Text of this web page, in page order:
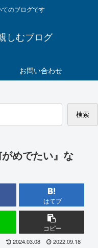
てのブログです
しむブログ
お問い合わせ
検索
めでたい』な
はてブ
コピー
2024.03.08 2022.09.18